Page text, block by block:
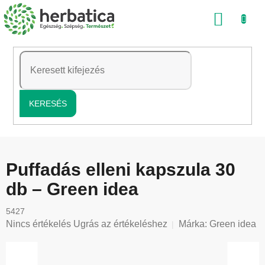
Ugrás
a
tartalomhoz
KERESÉS
Puffadás elleni kapszula 30
db – Green idea
5427
A
Nincs értékelés Ugrás az értékeléshez Márka: Green idea